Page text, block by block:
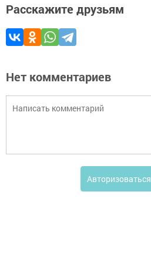
Расскажите друзьям
Нет комментариев
Авторизоваться